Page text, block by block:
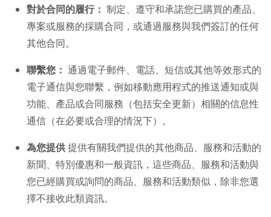
對於合同的履行： 制定、遵守和承諾您已購買的產品、
專案或服務的採購合同，或通過服務與我們簽訂的任何
其他合同。
聯繫您： 通過電子郵件、電話、短信或其他等效形式的
電子通信與您聯繫，例如移動應用程式的推送通知或與
功能、產品或合同服務（包括安全更新）相關的信息性
通信（在必要或合理的情況下）。
為您提供提供有關我們提供的其他商品、服務和活動的
新聞、特別優惠和一般資訊，這些商品、服務和活動與
您已經購買或詢問的商品、服務和活動類似，除非您選
擇不接收此類資訊。